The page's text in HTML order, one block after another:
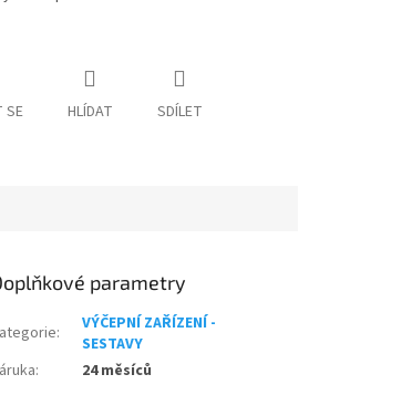
SE HLÍDAT SDÍLET
parametry
:
VÝČEPNÍ ZAŘÍZENÍ -
SESTAVY
: 24 měsíců